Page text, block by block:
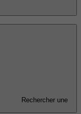
Rechercher une